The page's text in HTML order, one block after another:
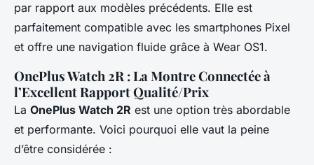
par rapport aux modèles précédents. Elle est
parfaitement compatible avec les smartphones Pixel
et offre une navigation fluide grâce à Wear OS1.
OnePlus Watch 2R : La Montre Connectée à
l’Excellent Rapport Qualité/Prix
La OnePlus Watch 2R est une option très abordable
et performante. Voici pourquoi elle vaut la peine
d’être considérée :